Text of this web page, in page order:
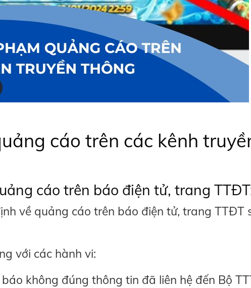
cáo trên các kênh
cáo trên báo điện tử, trang
về quảng cáo trên báo điện tử, trang TTĐT
với các hành vi:
không đúng thông tin đã liên hệ đến Bộ